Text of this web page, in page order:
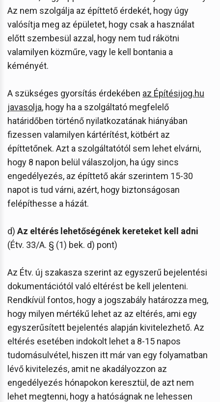
Az nem szolgálja az építtető érdekét, hogy úgy
valósítja meg az épületet, hogy csak a használat
előtt szembesül azzal, hogy nem tud rákötni
valamilyen közműre, vagy le kell bontania a
kéményét.
A szükséges gyorsítás érdekében az Építésijog.hu
javasolja, hogy ha a szolgáltató megfelelő
határidőben történő nyilatkozatának hiányában
fizessen valamilyen kártérítést, kötbért az
építtetőnek. Azt a szolgáltatótól sem lehet elvárni,
hogy 8 napon belül válaszoljon, ha úgy sincs
engedélyezés, az építtető akár szerintem 15-30
napot is tud várni, azért, hogy biztonságosan
felépíthesse a házát.
d) Az eltérés lehetőségének kereteket kell adni
(Étv. 33/A. § (1) bek. d) pont)
Az Étv. új szakasza szerint az egyszerű bejelentési
dokumentációtól való eltérést be kell jelenteni.
Rendkívül fontos, hogy a jogszabály határozza meg,
hogy milyen mértékű lehet az az eltérés, ami egy
egyszerűsített bejelentés alapján kivitelezhető. Az
eltérés esetében indokolt lehet a 8-15 napos
tudomásulvétel, hiszen itt már van egy folyamatban
lévő kivitelezés, amit ne akadályozzon az
engedélyezés hónapokon keresztül, de azt nem
lehet megtenni, hogy a hatóságnak ne lehessen